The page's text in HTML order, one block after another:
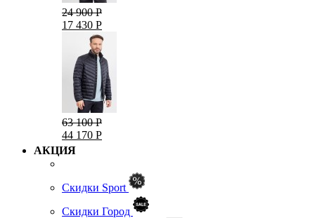
24 900 Р
17 430 Р
63 100 Р
44 170 Р
АКЦИЯ
Скидки Sport
Скидки Город